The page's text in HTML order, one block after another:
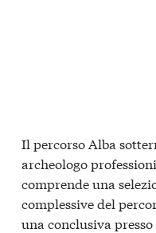
Il percorso Alba
archeologo
comprende una
complessive del
una conclusiva